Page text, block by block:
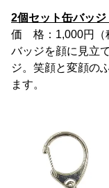
2個セット缶バッジ
価 格：1,000円
バッジを顔に見立
ジ。笑顔と変顔の
ます。